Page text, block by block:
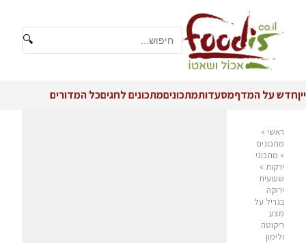
🔍
ייןחדש על המדףמסעדותמתכוניםמתכונים לחגיםכל המדורים
ראשי »
מתכונים
» מתכוני
ירקות »
שעועית
ירוקה
בגריל על
מצע
ריקוטה
ולימון